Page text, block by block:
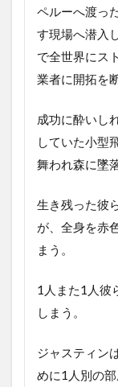
ペルーへ渡っ
す現場へ潜入
で全世界にス
業者に開拓を
成功に酔いし
していた小型
舞われ森に墜
生き残った彼
が、全身を赤
まう。
1人また1人彼
しまう。
ジャスティン
めに1人別の